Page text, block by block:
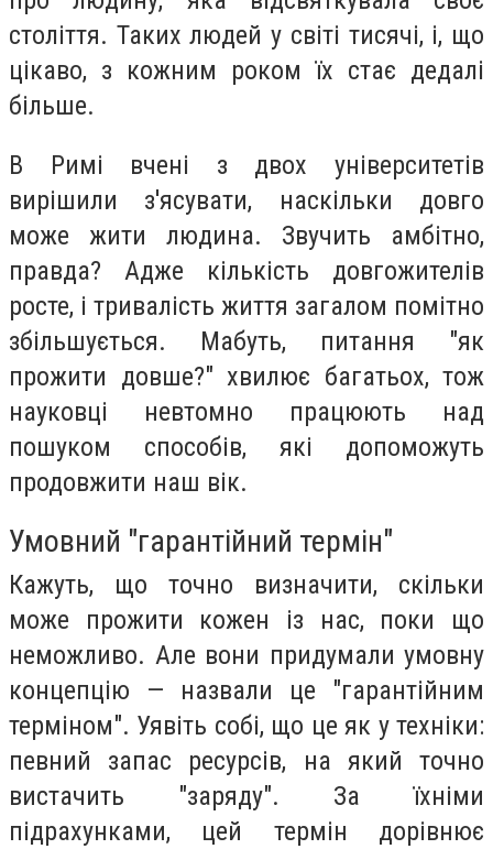
століття. Таких людей у світі тисячі, і, що
цікаво, з кожним роком їх стає дедалі
більше.
В Римі вчені з двох університетів
вирішили з'ясувати, наскільки довго
може жити людина. Звучить амбітно,
правда? Адже кількість довгожителів
росте, і тривалість життя загалом помітно
збільшується. Мабуть, питання "як
прожити довше?" хвилює багатьох, тож
науковці невтомно працюють над
пошуком способів, які допоможуть
продовжити наш вік.
Умовний "гарантійний термін"
Кажуть, що точно визначити, скільки
може прожити кожен із нас, поки що
неможливо. Але вони придумали умовну
концепцію — назвали це "гарантійним
терміном". Уявіть собі, що це як у техніки:
певний запас ресурсів, на який точно
вистачить "заряду". За їхніми
підрахунками, цей термін дорівнює